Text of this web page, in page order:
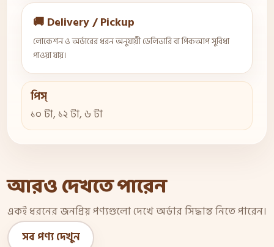
🚚 Delivery / Pickup
লোকেশন ও অর্ডারের ধরন অনুযায়ী ডেলিভারি বা পিকআপ সুবিধা
পাওয়া যায়।
পিস্
১০ টা, ১২ টা, ৬ টা
আরও দেখতে পারেন
একই ধরনের জনপ্রিয় পণ্যগুলো দেখে অর্ডার সিদ্ধান্ত নিতে পারেন।
সব পণ্য দেখুন